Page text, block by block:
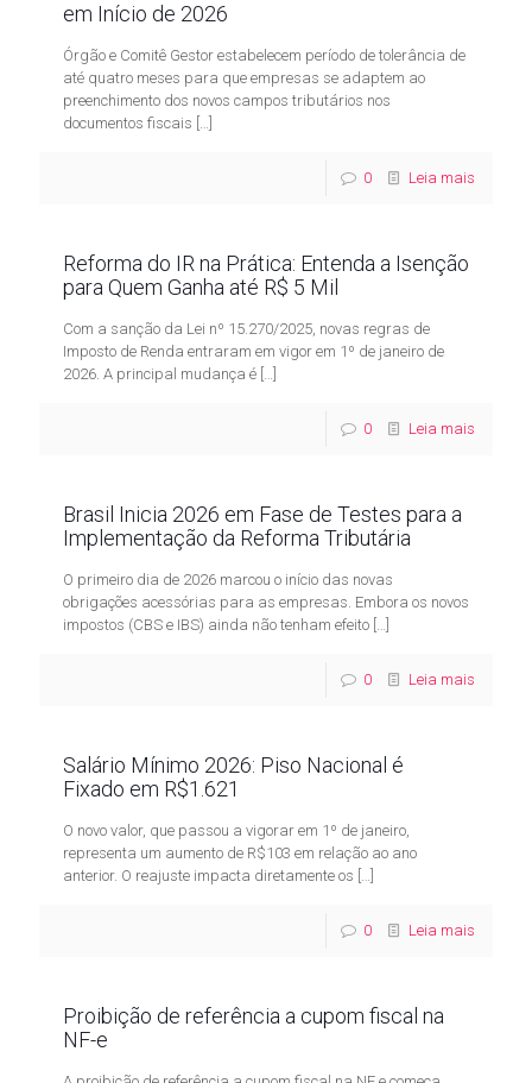
em Início de 2026
Órgão e Comitê Gestor estabelecem período de tolerância de
até quatro meses para que empresas se adaptem ao
preenchimento dos novos campos tributários nos
documentos fiscais […]
0 Leia mais
Reforma do IR na Prática: Entenda a Isenção
para Quem Ganha até R$ 5 Mil
Com a sanção da Lei nº 15.270/2025, novas regras de
Imposto de Renda entraram em vigor em 1º de janeiro de
2026. A principal mudança é […]
0 Leia mais
Brasil Inicia 2026 em Fase de Testes para a
Implementação da Reforma Tributária
O primeiro dia de 2026 marcou o início das novas
obrigações acessórias para as empresas. Embora os novos
impostos (CBS e IBS) ainda não tenham efeito […]
0 Leia mais
Salário Mínimo 2026: Piso Nacional é
Fixado em R$1.621
O novo valor, que passou a vigorar em 1º de janeiro,
representa um aumento de R$103 em relação ao ano
anterior. O reajuste impacta diretamente os […]
0 Leia mais
Proibição de referência a cupom fiscal na
NF-e